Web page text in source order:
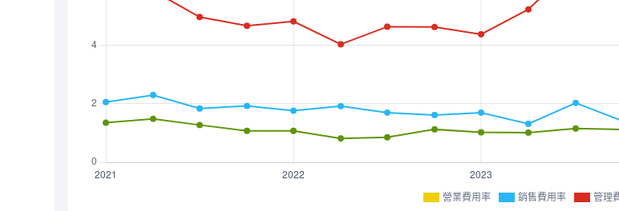
營業費用率 銷售費用率 管理